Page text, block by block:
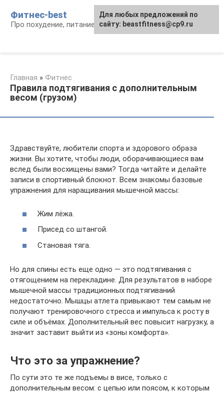
контенту
Фитнес-best
Про похудение, питание и фитнес
Главная » Фитнес
Правила подтягивания с дополнительным
весом (грузом)
Здравствуйте, любители спорта и здорового образа
жизни. Вы хотите, чтобы люди, оборачивающиеся вам
вслед были восхищены вами? Тогда читайте и делайте
записи в спортивный блокнот. Всем знакомы базовые
упражнения для наращивания мышечной массы:
Жим лёжа.
Присед со штангой.
Становая тяга.
Но для спины есть еще одно — это подтягивания с
отягощением на перекладине. Для результатов в наборе
мышечной массы традиционных подтягиваний
недостаточно. Мышцы атлета привыкают тем самым не
получают тренировочного стресса и импульса к росту в
силе и объёмах. Дополнительный вес повысит нагрузку, а
значит заставит выйти из «зоны комфорта».
Что это за упражнение?
По сути это те же подъемы в висе, только с
дополнительным весом: с цепью или поясом, к которым
Для любых предложений по
сайту: beastfitness@cp9.ru